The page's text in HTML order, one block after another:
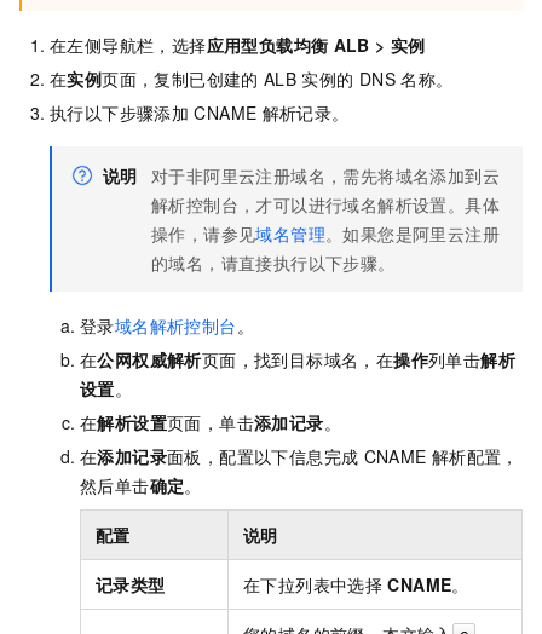
在左侧导航栏，选择应用型负载均衡 ALB >实例
在实例页面，复制已创建的 ALB 实例的 DNS 名称。
执行以下步骤添加 CNAME 解析记录。
说明
对于非阿里云注册域名，需先将域名添加到云
解析控制台，才可以进行域名解析设置。具体
操作，请参见域名管理。如果您是阿里云注册
的域名，请直接执行以下步骤。
登录域名解析控制台 。
在公网权威解析页面，找到目标域名，在操作列单击解析
设置。
在解析设置页面，单击添加记录。
在添加记录面板，配置以下信息完成 CNAME 解析配置，
然后单击确定。
配置 说明
记录类型 在下拉列表中选择 CNAME。